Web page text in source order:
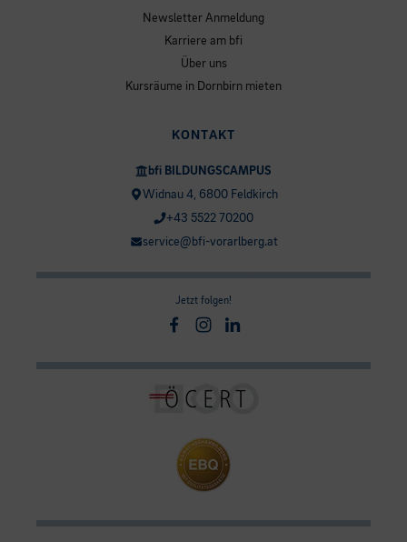
Newsletter Anmeldung
Karriere am bfi
Über uns
Kursräume in Dornbirn mieten
KONTAKT
bfi BILDUNGSCAMPUS
Widnau 4, 6800 Feldkirch
+43 5522 70200
service@bfi-vorarlberg.at
Jetzt folgen!
Facebook
Instagram
Linkedin